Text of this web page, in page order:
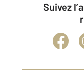
Suivez l’actualité immobilière et